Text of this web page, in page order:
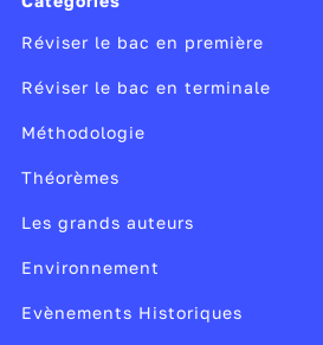
Réviser le bac en première
Réviser le bac en terminale
Méthodologie
Théorèmes
Les grands auteurs
Environnement
Evènements Historiques